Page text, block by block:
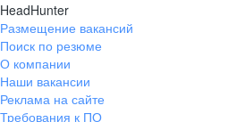
HeadHunter
Размещение вакансий
Поиск по резюме
О компании
Наши вакансии
Реклама на сайте
Требования к ПО